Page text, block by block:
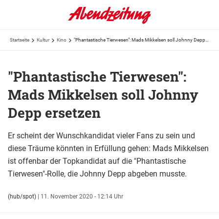
Startseite Kultur Kino
"Phantastische Tierwesen":
Mads Mikkelsen soll Johnny
Depp ersetzen
Er scheint der Wunschkandidat vieler Fans zu sein und
diese Träume könnten in Erfüllung gehen: Mads Mikkelsen
ist offenbar der Topkandidat auf die "Phantastische
Tierwesen"-Rolle, die Johnny Depp abgeben musste.
(hub/spot) | 11. November 2020 - 12:14 Uhr